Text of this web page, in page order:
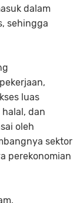
dalam
sehingga
luas
dan
oleh
sektor
perekonomian